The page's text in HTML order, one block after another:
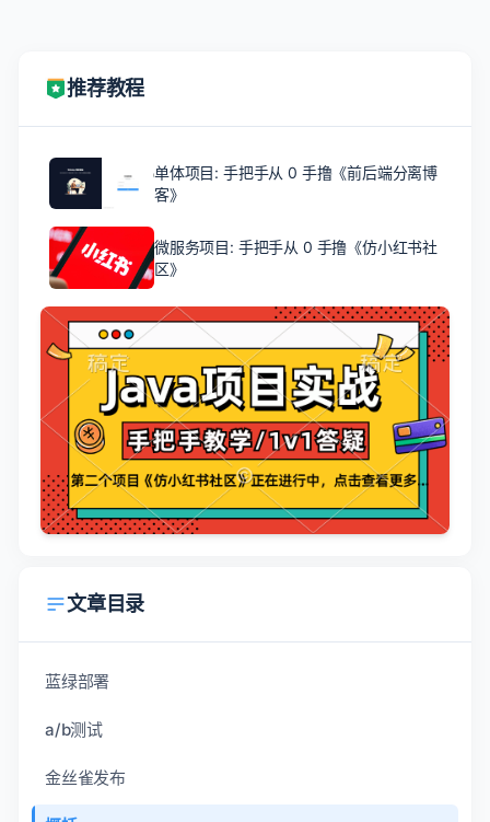
推荐教程
单体项目: 手把手从 0 手撸《前后端分离博
客》
微服务项目: 手把手从 0 手撸《仿小红书社
区》
文章目录
蓝绿部署
a/b测试
金丝雀发布